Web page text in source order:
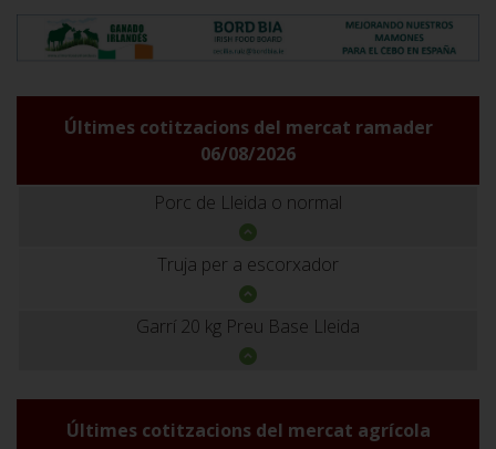
Últimes cotitzacions del mercat ramader
06/08/2026
Porc de Lleida o normal
Truja per a escorxador
Garrí 20 kg Preu Base Lleida
Últimes cotitzacions del mercat agrícola